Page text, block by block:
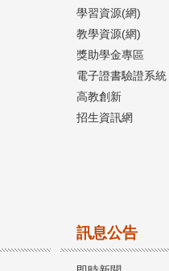
學習資源(網)
教學資源(網)
獎助學金專區
電子證書驗證系統
高教創新
招生資訊網
訊息公告